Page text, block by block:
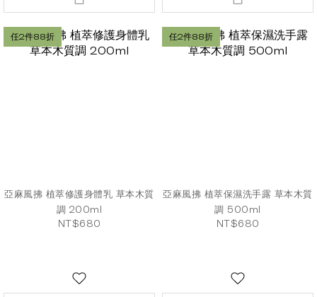
任2件88折
亞麻風拂 植萃修護身體乳 草本木質
調 200ml
NT$680
任2件88折
亞麻風拂 植萃保濕洗手露 草本木質
調 500ml
NT$680